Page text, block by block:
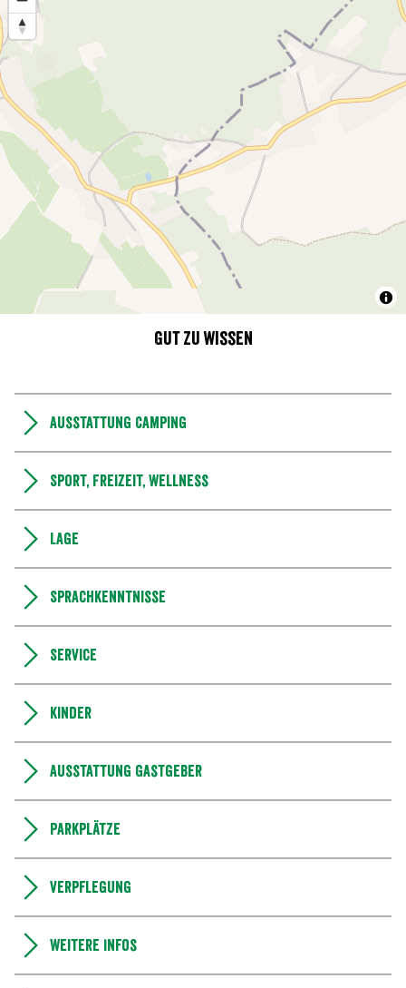
Gut zu wissen
Ausstattung Camping
Sport, Freizeit, Wellness
Lage
Sprachkenntnisse
Service
Kinder
Ausstattung Gastgeber
Parkplätze
Verpflegung
Weitere Infos